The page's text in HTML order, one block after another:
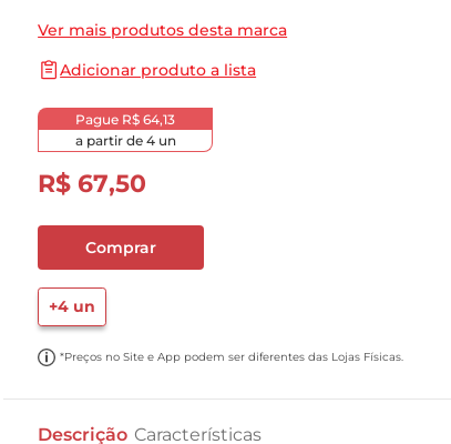
Ver mais produtos desta marca
Adicionar produto a lista
Pague R$ 64,13
a partir de 4un
R$ 67,50
Comprar
+4 un
*Preços no Site e App podem ser diferentes das Lojas Físicas.
Descrição Características